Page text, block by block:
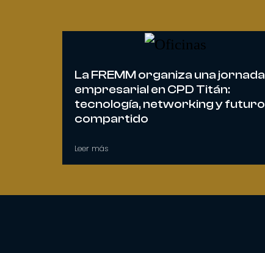
La FREMM organiza una jornada
empresarial en CPD Titán:
tecnología, networking y futuro
compartido
Leer más